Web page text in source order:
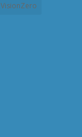
VisionZero